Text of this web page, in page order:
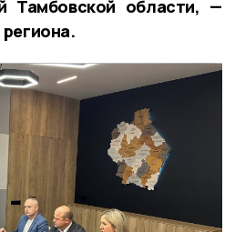
Тамбовской области, —